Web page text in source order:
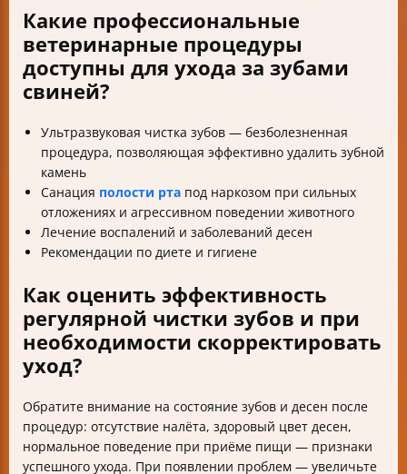
Какие профессиональные
ветеринарные процедуры
доступны для ухода за зубами
свиней?
Ультразвуковая чистка зубов — безболезненная
процедура, позволяющая эффективно удалить зубной
камень
Санация полости рта под наркозом при сильных
отложениях и агрессивном поведении животного
Лечение воспалений и заболеваний десен
Рекомендации по диете и гигиене
Как оценить эффективность
регулярной чистки зубов и при
необходимости скорректировать
уход?
Обратите внимание на состояние зубов и десен после
процедур: отсутствие налёта, здоровый цвет десен,
нормальное поведение при приёме пищи — признаки
успешного ухода. При появлении проблем — увеличьте